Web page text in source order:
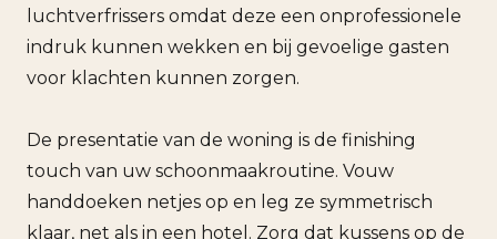
luchtverfrissers omdat deze een onprofessionele
indruk kunnen wekken en bij gevoelige gasten
voor klachten kunnen zorgen.
De presentatie van de woning is de finishing
touch van uw schoonmaakroutine. Vouw
handdoeken netjes op en leg ze symmetrisch
klaar, net als in een hotel. Zorg dat kussens op de